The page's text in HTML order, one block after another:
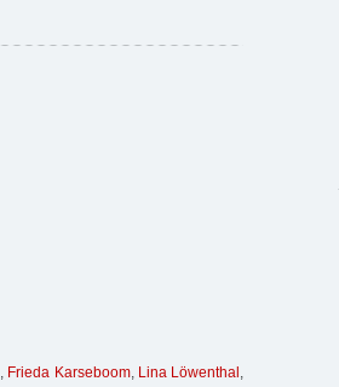
, Frieda Karseboom, Lina Löwenthal ,